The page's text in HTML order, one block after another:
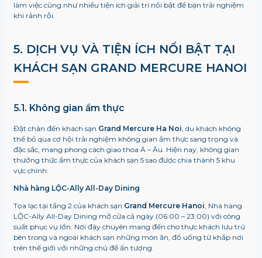
làm việc cũng như nhiều tiện ích giải trí nổi bật để bạn trải nghiệm
khi rảnh rỗi.
5. DỊCH VỤ VÀ TIỆN ÍCH NỔI BẬT TẠI
KHÁCH SẠN GRAND MERCURE HANOI
5.1. Không gian ẩm thực
Đặt chân đến khách sạn Grand Mercure Ha Noi , du khách không
thể bỏ qua cơ hội trải nghiệm không gian ẩm thực sang trọng và
đặc sắc, mang phong cách giao thoa Á – Âu. Hiện nay, không gian
thưởng thức ẩm thực của khách sạn 5 sao được chia thành 5 khu
vực chính:
Nhà hàng LỘC-Ally All-Day Dining
Tọa lạc tại tầng 2 của khách sạn Grand Mercure Hanoi , Nhà hàng
LỘC-Ally All-Day Dining mở cửa cả ngày (06:00 – 23:00) với công
suất phục vụ lớn. Nơi đây chuyên mang đến cho thực khách lưu trú
bên trong và ngoài khách sạn những món ăn, đồ uống từ khắp nơi
trên thế giới với những chủ đề ấn tượng.